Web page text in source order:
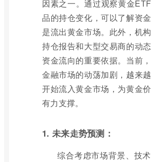
因素之一。通过观察黄金
品的持仓变化，可以了解资
是流出黄金市场。此外，机
持仓报告和大型交易商的动
资金流向的重要依据。当前
金融市场的动荡加剧，越来
开始流入黄金市场，为黄金
有力支撑。
1. 未来走势预测：
综合考虑市场背景、技